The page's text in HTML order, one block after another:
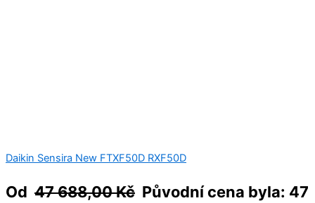
Daikin Sensira New FTXF50D RXF50D
Od 47 688,00Kč Původní cena byla: 47